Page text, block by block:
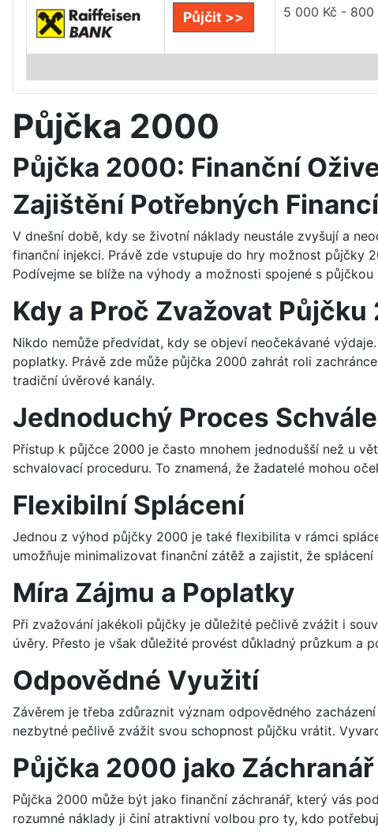
Půjčit >> 5 000 Kč - 800
Půjčka 2000
Půjčka 2000: Finanční
Zajištění Potřebných
V dnešní době, kdy se životní náklady neustále zvyšují a
finanční injekci. Právě zde vstupuje do hry možnost půjčky
Podívejme se blíže na výhody a možnosti spojené s půjčkou
Kdy a Proč Zvažovat
Nikdo nemůže předvídat, kdy se objeví neočekávané
poplatky. Právě zde může půjčka 2000 zahrát roli
tradiční úvěrové kanály.
Jednoduchý Proces
Přístup k půjčce 2000 je často mnohem jednodušší než u
schvalovací proceduru. To znamená, že žadatelé mohou
Flexibilní Splácení
Jednou z výhod půjčky 2000 je také flexibilita v rámci
umožňuje minimalizovat finanční zátěž a zajistit, že
Míra Zájmu a Poplatky
Při zvažování jakékoli půjčky je důležité pečlivě zvážit i
úvěry. Přesto je však důležité provést důkladný průzkum a
Odpovědné Využití
Závěrem je třeba zdůraznit význam odpovědného
nezbytné pečlivě zvážit svou schopnost půjčku vrátit.
Půjčka 2000 jako
Půjčka 2000 může být jako finanční záchranář, který vás
rozumné náklady ji činí atraktivní volbou pro ty, kdo